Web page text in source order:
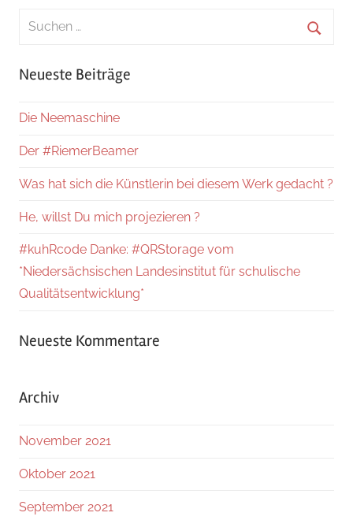
Suchen
Neueste Beiträge
Die Neemaschine
Der #RiemerBeamer
Was hat sich die Künstlerin bei diesem Werk gedacht ?
He, willst Du mich projezieren ?
#kuhRcode Danke: #QRStorage vom
*Niedersächsischen Landesinstitut für schulische
Qualitätsentwicklung*
Neueste Kommentare
Archiv
November 2021
Oktober 2021
September 2021